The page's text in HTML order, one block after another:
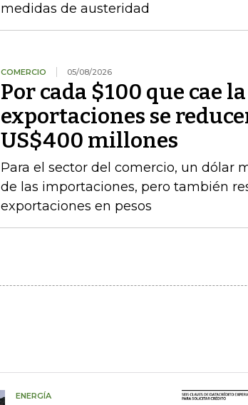
medidas de austeridad
COMERCIO 05/08/2026
Por cada $100 que cae
exportaciones se
US$400 millones
Para el sector del comercio, un dólar
de las importaciones, pero también
exportaciones en pesos
ENERGÍA